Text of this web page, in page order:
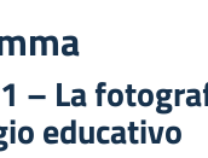
– La
educativo